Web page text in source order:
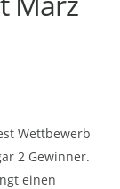
Wettbewerb
2 Gewinner.
einen